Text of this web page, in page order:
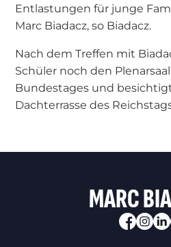
Entlastungen für junge
Marc Biadacz, so Biadacz.
Nach dem Treffen mit
Schüler noch den
Bundestages und
Dachterrasse des
MARC